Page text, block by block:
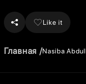
Like it
Главная Nasiba